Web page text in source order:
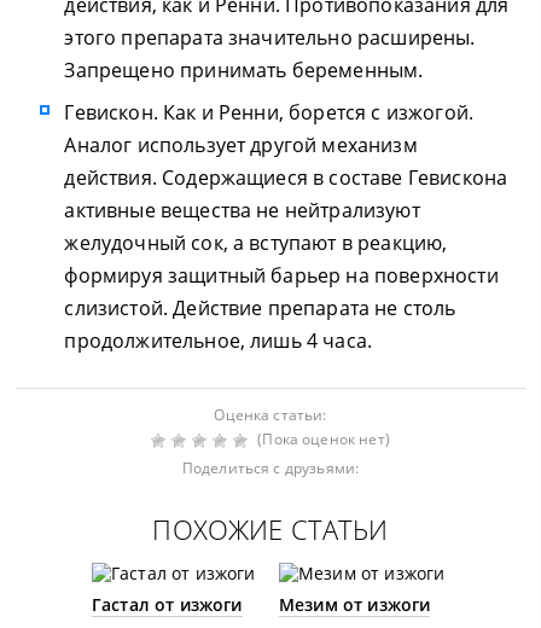
этого препарата значительно расширены.
Запрещено принимать беременным.
Гевискон. Как и Ренни, борется с изжогой.
Аналог использует другой механизм
действия. Содержащиеся в составе Гевискона
активные вещества не нейтрализуют
желудочный сок, а вступают в реакцию,
формируя защитный барьер на поверхности
слизистой. Действие препарата не столь
продолжительное, лишь 4 часа.
Оценка статьи:
(Пока оценок нет)
Поделиться с друзьями:
ПОХОЖИЕ СТАТЬИ
Гастал от изжоги Мезим от изжоги